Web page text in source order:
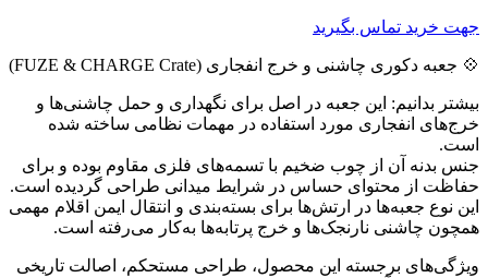
جهت خرید تماس بگیرید
💠 جعبه دکوری چاشنی و خرج انفجاری (FUZE & CHARGE Crate)
بیشتر بدانیم: این جعبه در اصل برای نگهداری و حمل چاشنی‌ها و
خرج‌های انفجاری مورد استفاده در مهمات نظامی ساخته شده
است.
جنس بدنه آن از چوب ضخیم با تسمه‌های فلزی مقاوم بوده و برای
حفاظت از محتوای حساس در شرایط میدانی طراحی گردیده است.
این نوع جعبه‌ها در ارتش‌ها برای بسته‌بندی و انتقال ایمن اقلام مهمی
همچون چاشنی نارنجک‌ها و خرج پرتابه‌ها به‌کار می‌رفته است.
ویژگی‌های برجسته این محصول، طراحی مستحکم، اصالت تاریخی